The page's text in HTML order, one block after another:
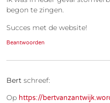
begon te zingen.
Succes met de website!
Beantwoorden
Bert schreef:
Op https://